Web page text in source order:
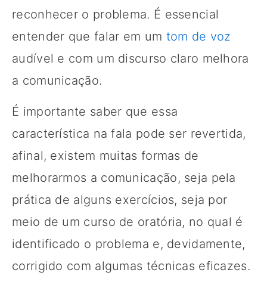
reconhecer o problema. É essencial
entender que falar em um tom de voz
audível e com um discurso claro melhora
a comunicação.
É importante saber que essa
característica na fala pode ser revertida,
afinal, existem muitas formas de
melhorarmos a comunicação, seja pela
prática de alguns exercícios, seja por
meio de um curso de oratória, no qual é
identificado o problema e, devidamente,
corrigido com algumas técnicas eficazes.